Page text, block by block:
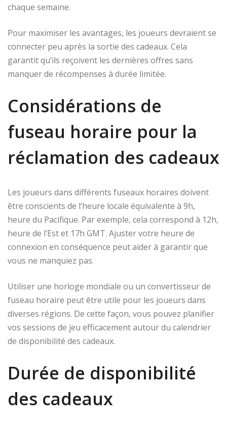
chaque semaine.
Pour maximiser les avantages, les joueurs devraient se
connecter peu après la sortie des cadeaux. Cela
garantit qu’ils reçoivent les dernières offres sans
manquer de récompenses à durée limitée.
Considérations de
fuseau horaire pour la
réclamation des cadeaux
Les joueurs dans différents fuseaux horaires doivent
être conscients de l’heure locale équivalente à 9h,
heure du Pacifique. Par exemple, cela correspond à 12h,
heure de l’Est et 17h GMT. Ajuster votre heure de
connexion en conséquence peut aider à garantir que
vous ne manquiez pas.
Utiliser une horloge mondiale ou un convertisseur de
fuseau horaire peut être utile pour les joueurs dans
diverses régions. De cette façon, vous pouvez planifier
vos sessions de jeu efficacement autour du calendrier
de disponibilité des cadeaux.
Durée de disponibilité
des cadeaux